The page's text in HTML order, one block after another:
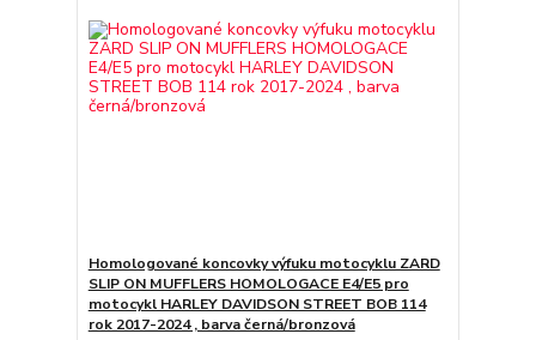
Homologované koncovky výfuku motocyklu ZARD
SLIP ON MUFFLERS HOMOLOGACE E4/E5 pro
motocykl HARLEY DAVIDSON STREET BOB 114
rok 2017-2024 , barva černá/bronzová